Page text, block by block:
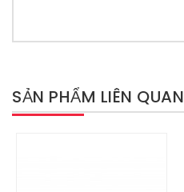
SẢN PHẨM LIÊN QUAN